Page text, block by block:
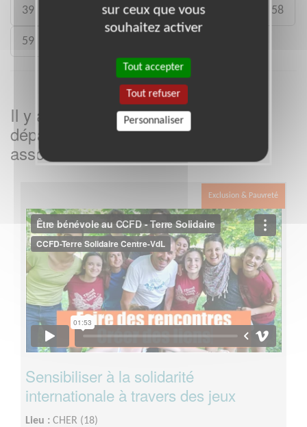
39 43 45 51 54 58
59
Il y a
missions bénévoles dans le
département
Cherdans cette
association
Exclusion & Pauvreté
Sensibiliser à la solidarité
internationale à travers des jeux
Lieu : CHER (18)
sur ceux que vous
souhaitez activer
Tout accepter
Tout refuser
Personnaliser